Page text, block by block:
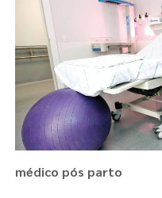
médico pós parto